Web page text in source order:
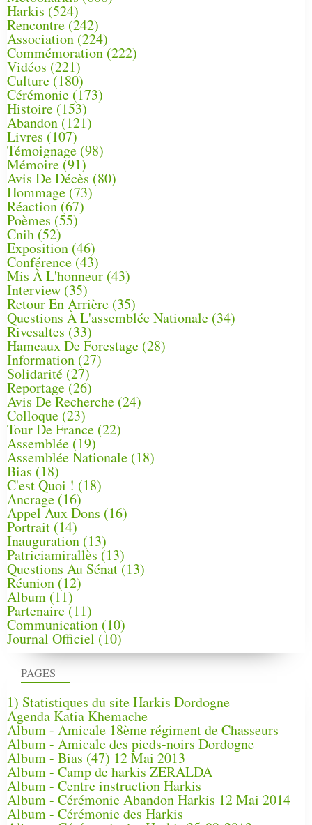
PAGES
1) Statistiques du site Harkis Dordogne
Agenda Katia Khemache
Album - Amicale 18ème régiment de Chasseurs
Album - Amicale des pieds-noirs Dordogne
Album - Bias (47) 12 Mai 2013
Album - Camp de harkis ZERALDA
Album - Centre instruction Harkis
Album - Cérémonie Abandon Harkis 12 Mai 2014
Album - Cérémonie des Harkis
Harkis (524)
Rencontre (242)
Association (224)
Commémoration(222)
Vidéos (221)
Culture(180)
Cérémonie (173)
Histoire (153)
Abandon(121)
Livres (107)
Témoignage (98)
Mémoire (91)
Avis De Décès (80)
Hommage (73)
Réaction(67)
Poèmes (55)
Cnih (52)
Exposition (46)
Conférence(43)
Mis À L'honneur (43)
Interview (35)
Retour En Arrière (35)
Questions À L'assemblée Nationale (34)
Rivesaltes (33)
Hameaux De Forestage (28)
Information (27)
Solidarité (27)
Reportage (26)
Avis De Recherche (24)
Colloque (23)
Tour De France (22)
Assemblée (19)
Assemblée Nationale (18)
Bias (18)
C'est Quoi ! (18)
Ancrage (16)
Appel Aux Dons (16)
Portrait (14)
Inauguration (13)
Patriciamirallès (13)
Questions Au Sénat(13)
Réunion (12)
Album (11)
Partenaire(11)
Communication (10)
Journal Officiel (10)